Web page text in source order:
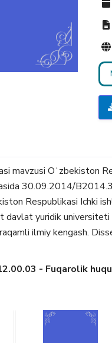
mavzusi Oʻzbekiston
30.09.2014/
Respublikasi Ichki
davlat yuridik
ilmiy kengash.
- Fuqarolik